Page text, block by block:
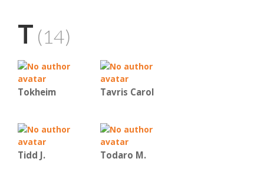
T (14)
Tokheim Tavris Carol
Tidd J. Todaro M.